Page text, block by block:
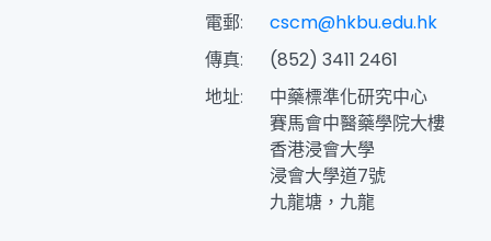
電郵:
cscm@hkbu.edu.hk
傳真:
(852) 3411 2461
地址:
中藥標準化研究中心
賽馬會中醫藥學院大樓
香港浸會大學
浸會大學道7號
九龍塘，九龍